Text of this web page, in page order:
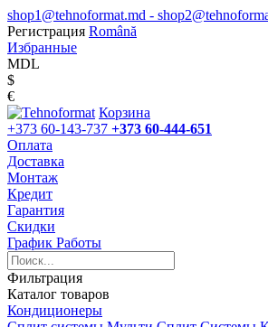
shop1@tehnoformat.md -
Регистрация Română
Избранные
MDL
$
€
Корзина
+373 60-143-737 +373 60-444-651
Оплата
Доставка
Монтаж
Кредит
Гарантия
Скидки
График Работы
Фильтрация
Каталог товаров
Кондиционеры